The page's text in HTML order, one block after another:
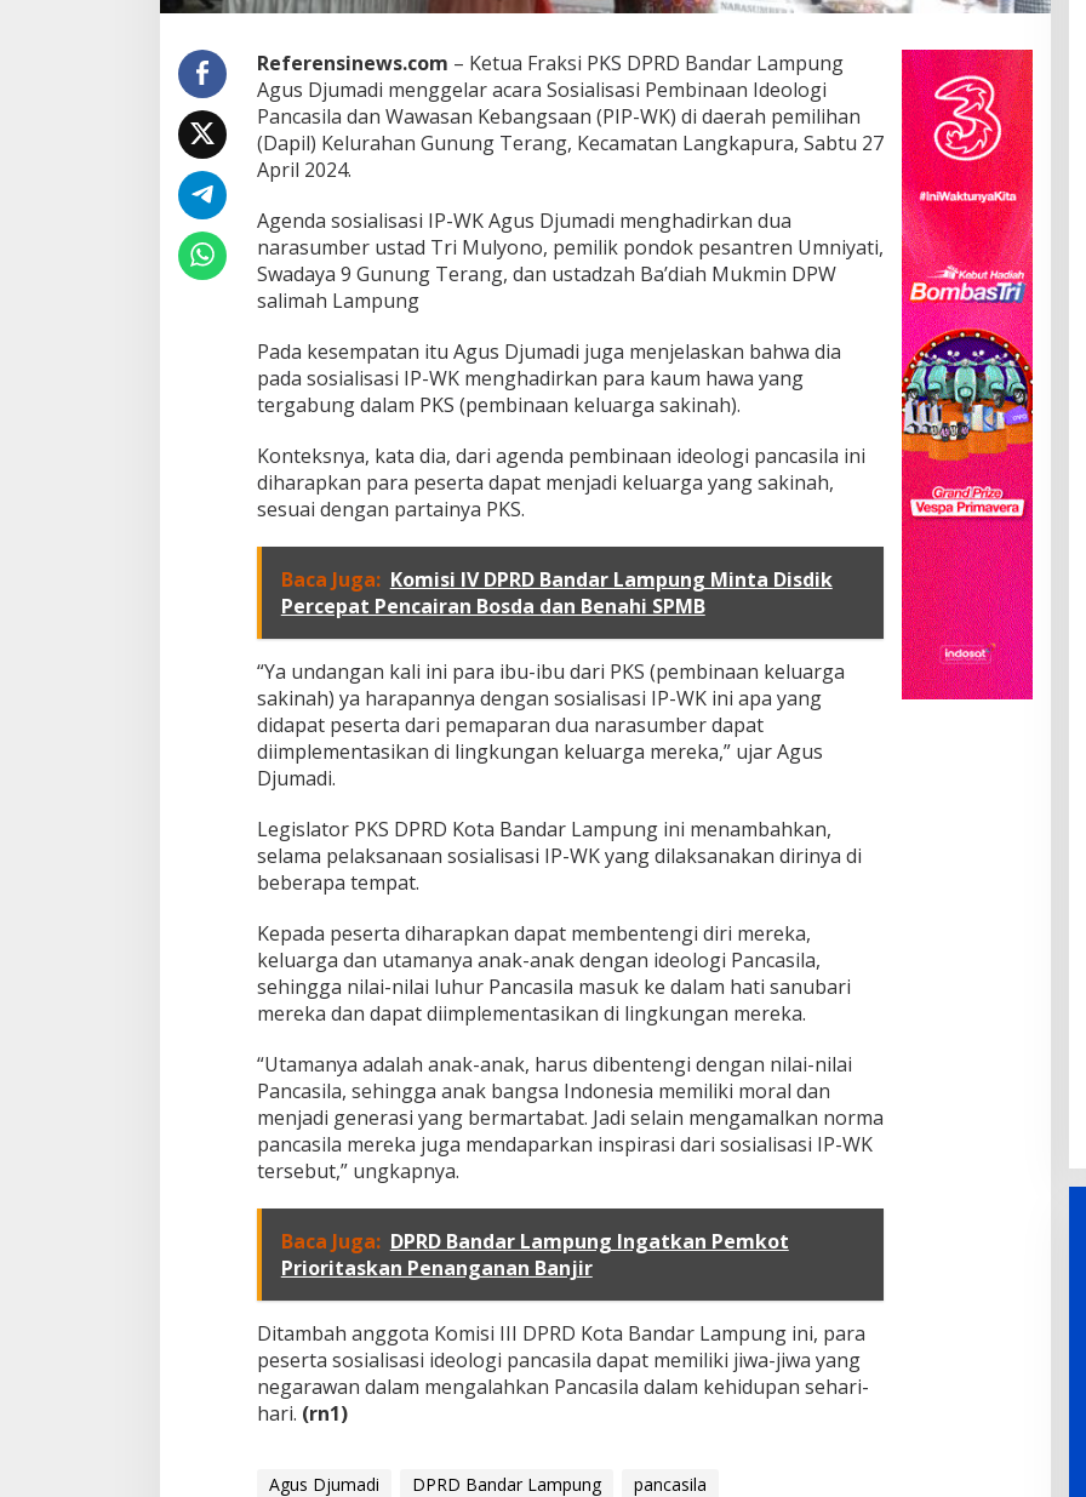
P
D
P
R
D
B
a
d
a
r
L
a
p
u
n
o
c
o
k
a
n
K
u
n
c
i
W
u
j
k
a
n
e
l
u
a
r
a
S
a
k
i
n
h
Referensinews.com – Ketua Fraksi PKS DPRD Bandar Lampung
Agus Djumadi menggelar acara Sosialisasi Pembinaan Ideologi
Pancasila dan Wawasan Kebangsaan (PIP-WK) di daerah pemilihan
(Dapil) Kelurahan Gunung Terang, Kecamatan Langkapura, Sabtu 27
April 2024.
Agenda sosialisasi IP-WK Agus Djumadi menghadirkan dua
narasumber ustad Tri Mulyono, pemilik pondok pesantren Umniyati,
Swadaya 9 Gunung Terang, dan ustadzah Ba’diah Mukmin DPW
salimah Lampung
Pada kesempatan itu Agus Djumadi juga menjelaskan bahwa dia
pada sosialisasi IP-WK menghadirkan para kaum hawa yang
tergabung dalam PKS (pembinaan keluarga sakinah).
Konteksnya, kata dia, dari agenda pembinaan ideologi pancasila ini
diharapkan para peserta dapat menjadi keluarga yang sakinah,
sesuai dengan partainya PKS.
Baca Juga: Komisi IV DPRD Bandar Lampung Minta Disdik
Percepat Pencairan Bosda dan Benahi SPMB
“Ya undangan kali ini para ibu-ibu dari PKS (pembinaan keluarga
sakinah) ya harapannya dengan sosialisasi IP-WK ini apa yang
didapat peserta dari pemaparan dua narasumber dapat
diimplementasikan di lingkungan keluarga mereka,” ujar Agus
Djumadi.
Legislator PKS DPRD Kota Bandar Lampung ini menambahkan,
selama pelaksanaan sosialisasi IP-WK yang dilaksanakan dirinya di
beberapa tempat.
Kepada peserta diharapkan dapat membentengi diri mereka,
keluarga dan utamanya anak-anak dengan ideologi Pancasila,
sehingga nilai-nilai luhur Pancasila masuk ke dalam hati sanubari
mereka dan dapat diimplementasikan di lingkungan mereka.
“Utamanya adalah anak-anak, harus dibentengi dengan nilai-nilai
Pancasila, sehingga anak bangsa Indonesia memiliki moral dan
menjadi generasi yang bermartabat. Jadi selain mengamalkan norma
pancasila mereka juga mendaparkan inspirasi dari sosialisasi IP-WK
tersebut,” ungkapnya.
Baca Juga: DPRD Bandar Lampung Ingatkan Pemkot
Prioritaskan Penanganan Banjir
Ditambah anggota Komisi III DPRD Kota Bandar Lampung ini, para
peserta sosialisasi ideologi pancasila dapat memiliki jiwa-jiwa yang
negarawan dalam mengalahkan Pancasila dalam kehidupan sehari-
hari. (rn1)
Agus Djumadi DPRD Bandar Lampung pancasila